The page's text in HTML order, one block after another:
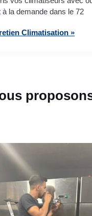
à la demande dans le 72
Climatisation »